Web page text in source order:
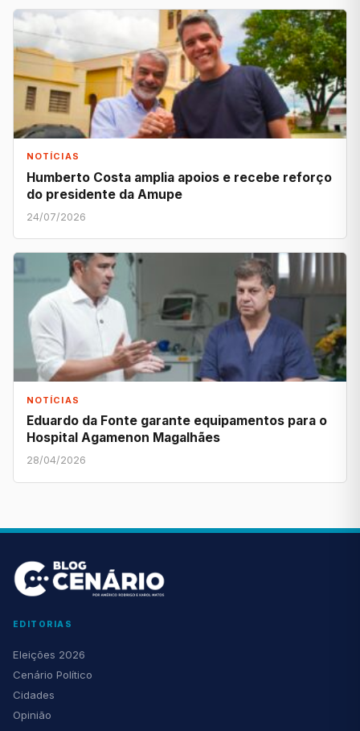
NOTÍCIAS
Humberto Costa amplia apoios e recebe reforço
do presidente da Amupe
24/07/2026
NOTÍCIAS
Eduardo da Fonte garante equipamentos para o
Hospital Agamenon Magalhães
28/04/2026
EDITORIAS
Eleições 2026
Cenário Político
Cidades
Opinião